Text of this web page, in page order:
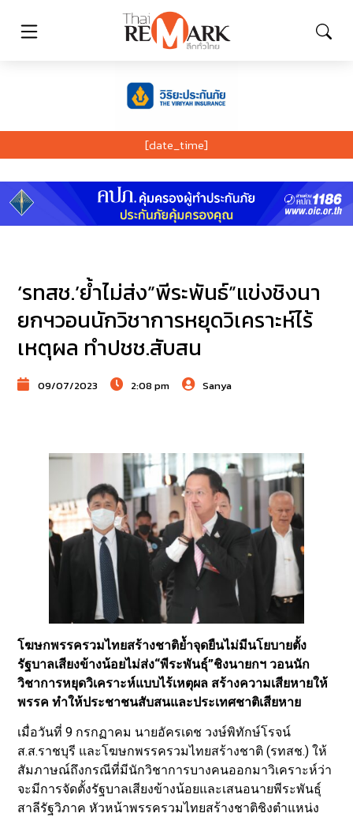
[date_time]
‘รทสช.’ย้ำไม่ส่ง”พีระพันธ์”แข่งชิงนา
ยกฯวอนนักวิชาการหยุดวิเคราะห์ไร้
เหตุผล ทำปชช.สับสน
09/07/2023 2:08 pm Sanya
โฆษกพรรครวมไทยสร้างชาติย้ำจุดยืนไม่มีนโยบายตั้ง
รัฐบาลเสียงข้างน้อยไม่ส่ง“พีระพันธุ์”ชิงนายกฯ วอนนัก
วิชาการหยุดวิเคราะห์แบบไร้เหตุผล สร้างความเสียหายให้
พรรค ทำให้ประชาชนสับสนและประเทศชาติเสียหาย
เมื่อวันที่ 9 กรกฏาคม นายอัครเดช วงษ์พิทักษ์โรจน์
ส.ส.ราชบุรี และโฆษกพรรครวมไทยสร้างชาติ (รทสช.) ให้
สัมภาษณ์ถึงกรณีที่มีนักวิชาการบางคนออกมาวิเคราะห์ว่า
จะมีการจัดตั้งรัฐบาลเสียงข้างน้อยและเสนอนายพีระพันธุ์
สาลีรัฐวิภาค หัวหน้าพรรครวมไทยสร้างชาติชิงตำแหน่ง